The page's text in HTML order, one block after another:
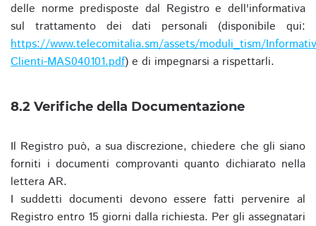
delle norme predisposte dal Registro e dell'informativa
sul trattamento dei dati personali (disponibile qui:
https://www.telecomitalia.sm/assets/moduli_tism/
Clienti-MAS040101.pdf) e di impegnarsi a rispettarli.
8.2 Verifiche della Documentazione
Il Registro può, a sua discrezione, chiedere che gli siano
forniti i documenti comprovanti quanto dichiarato nella
lettera AR.
I suddetti documenti devono essere fatti pervenire al
Registro entro 15 giorni dalla richiesta. Per gli assegnatari